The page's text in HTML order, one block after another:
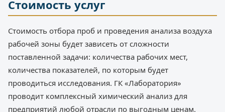
Стоимость услуг
Стоимость отбора проб и проведения анализа воздуха
рабочей зоны будет зависеть от сложности
поставленной задачи: количества рабочих мест,
количества показателей, по которым будет
проводиться исследования. ГК «Лаборатория»
проводит комплексный химический анализ для
предприятий любой отрасли по выгодным ценам.